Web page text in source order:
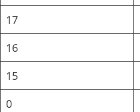
17
16
15
0